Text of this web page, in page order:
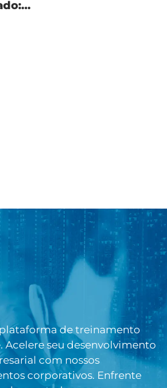
de treinamento
Acelere seu desenvolvimento
com nossos
corporativos. Enfrente